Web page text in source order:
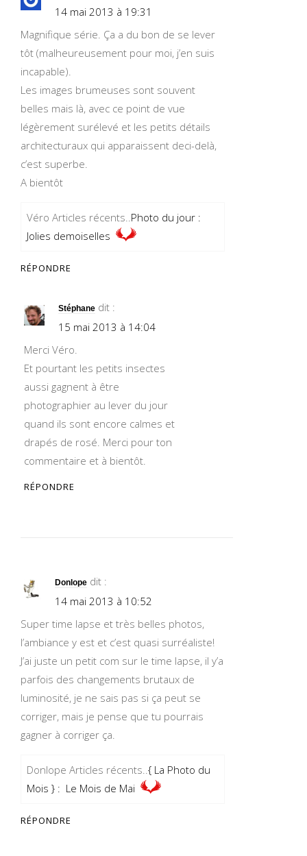
14 mai 2013 à 19:31
Magnifique série. Ça a du bon de se lever
tôt (malheureusement pour moi, j’en suis
incapable).
Les images brumeuses sont souvent
belles mais là, avec ce point de vue
légèrement surélevé et les petits détails
architecturaux qui apparaissent deci-delà,
c’est superbe.
A bientôt
Véro Articles récents..Photo du jour :
Jolies demoiselles
RÉPONDRE
Stéphane dit :
15 mai 2013 à 14:04
Merci Véro.
Et pourtant les petits insectes
aussi gagnent à être
photographier au lever du jour
quand ils sont encore calmes et
drapés de rosé. Merci pour ton
commentaire et à bientôt.
RÉPONDRE
Donlope dit :
14 mai 2013 à 10:52
Super time lapse et très belles photos,
l’ambiance y est et c’est quasi surréaliste!
J’ai juste un petit com sur le time lapse, il y’a
parfois des changements brutaux de
luminosité, je ne sais pas si ça peut se
corriger, mais je pense que tu pourrais
gagner à corriger ça.
Donlope Articles récents..{ La Photo du
Mois } : Le Mois de Mai
RÉPONDRE